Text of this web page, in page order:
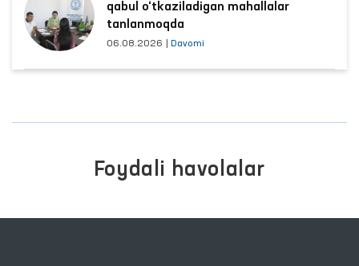
qabul o‘tkaziladigan mahallalar
tanlanmoqda
06.08.2026 Davomi
Foydali havolalar